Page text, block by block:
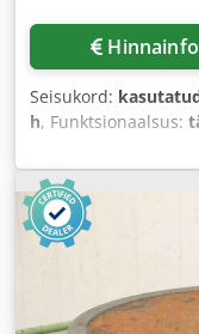
Hinnainfo
Seisukord:
h, Funktsionaalsus:
kogulaius:4 550 mm
vool:kolmefaasiline
400 V,